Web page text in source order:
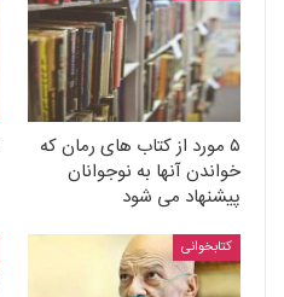
۵ مورد از کتاب های رمان که
خواندن آنها به نوجوانان
پیشنهاد می شود
کتابخوانی